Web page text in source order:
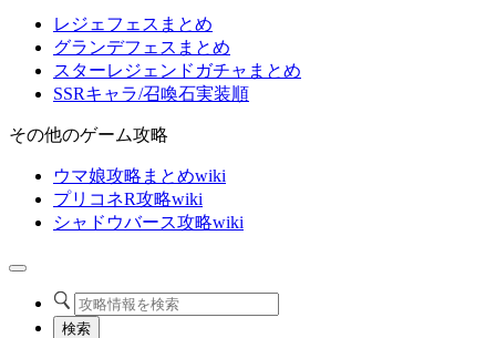
レジェフェスまとめ
グランデフェスまとめ
スターレジェンドガチャまとめ
SSRキャラ/召喚石実装順
その他のゲーム攻略
ウマ娘攻略まとめwiki
プリコネR攻略wiki
シャドウバース攻略wiki
検索